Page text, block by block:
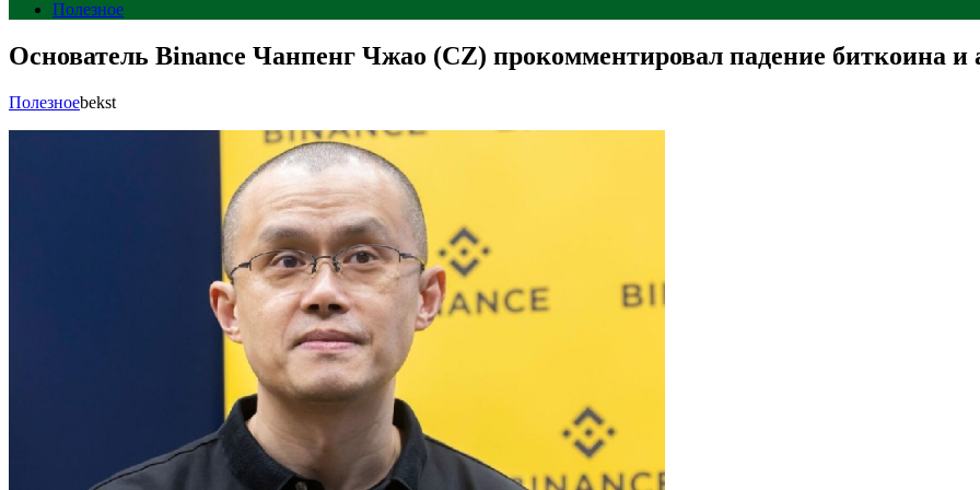
Полезное
Основатель Binance Чанпенг Чжао (CZ) прокомментировал падение биткоина и
Полезноеbekst